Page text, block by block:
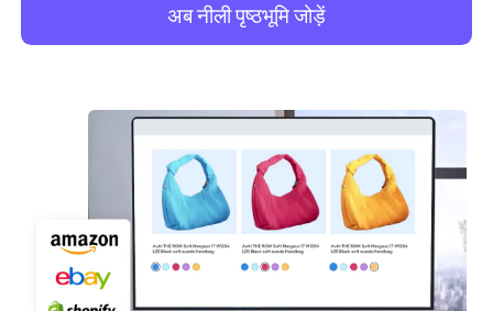
अब नीली पृष्ठभूमि जोड़ें